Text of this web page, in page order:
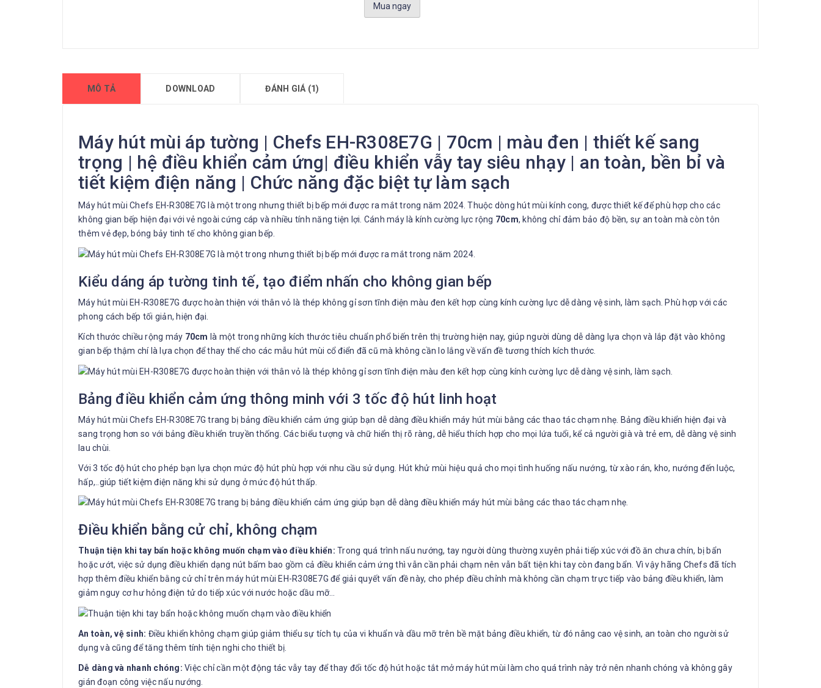
Mua ngay
MÔ TẢ DOWNLOAD ĐÁNH GIÁ (1)
Máy hút mùi áp tường | Chefs EH-R308E7G | 70cm | màu đen | thiết kế sang
trọng | hệ điều khiển cảm ứng| điều khiển vẫy tay siêu nhạy | an toàn, bền bỉ và
tiết kiệm điện năng | Chức năng đặc biệt tự làm sạch
Máy hút mùi Chefs EH-R308E7G là một trong nhưng thiết bị bếp mới được ra mắt trong năm 2024. Thuộc dòng hút mùi kính cong, được thiết kế để phù hợp cho các
không gian bếp hiện đại với vẻ ngoài cứng cáp và nhiều tính năng tiện lợi. Cánh máy là kính cường lực rộng 70cm, không chỉ đảm bảo độ bền, sự an toàn mà còn tôn
thêm vẻ đẹp, bóng bảy tinh tế cho không gian bếp.
Kiểu dáng áp tường tinh tế, tạo điểm nhấn cho không gian bếp
Máy hút mùi EH-R308E7G được hoàn thiện với thân vỏ là thép không gỉ sơn tĩnh điện màu đen kết hợp cùng kính cường lực dễ dàng vệ sinh, làm sạch. Phù hợp với các
phong cách bếp tối giản, hiện đại.
Kích thước chiều rộng máy 70cm là một trong những kích thước tiêu chuẩn phổ biến trên thị trường hiện nay, giúp người dùng dễ dàng lựa chọn và lắp đặt vào không
gian bếp thậm chí là lựa chọn để thay thế cho các mẫu hút mùi cổ điển đã cũ mà không cần lo lắng về vấn đề tương thích kích thước.
Bảng điều khiển cảm ứng thông minh với 3 tốc độ hút linh hoạt
Máy hút mùi Chefs EH-R308E7G trang bị bảng điều khiển cảm ứng giúp bạn dễ dàng điều khiển máy hút mùi bằng các thao tác chạm nhẹ. Bảng điều khiển hiện đại và
sang trọng hơn so với bảng điều khiển truyền thống. Các biểu tượng và chữ hiển thị rõ ràng, dễ hiểu thích hợp cho mọi lứa tuổi, kể cả người già và trẻ em, dễ dàng vệ sinh
lau chùi.
Với 3 tốc độ hút cho phép bạn lựa chọn mức độ hút phù hợp với nhu cầu sử dụng. Hút khử mùi hiệu quả cho mọi tình huống nấu nướng, từ xào rán, kho, nướng đến luộc,
hấp,..giúp tiết kiệm điện năng khi sử dụng ở mức độ hút thấp.
Điều khiển bằng cử chỉ, không chạm
Thuận tiện khi tay bẩn hoặc không muốn chạm vào điều khiển: Trong quá trình nấu nướng, tay người dùng thường xuyên phải tiếp xúc với đồ ăn chưa chín, bị bẩn
hoặc ướt, việc sử dụng điều khiển dạng nút bấm bao gồm cả điều khiển cảm ứng thì vẫn cần phải chạm nên vẫn bất tiện khi tay còn đang bẩn. Vì vậy hãng Chefs đã tích
hợp thêm điều khiển bằng cử chỉ trên máy hút mùi EH-R308E7G để giải quyết vấn đề này, cho phép điều chỉnh mà không cần chạm trực tiếp vào bảng điều khiển, làm
giảm nguy cơ hư hỏng điện tử do tiếp xúc với nước hoặc dầu mỡ…
An toàn, vệ sinh: Điều khiển không chạm giúp giảm thiểu sự tích tụ của vi khuẩn và dầu mỡ trên bề mặt bảng điều khiển, từ đó nâng cao vệ sinh, an toàn cho người sử
dụng và cũng để tăng thêm tính tiện nghi cho thiết bị.
Dễ dàng và nhanh chóng: Việc chỉ cần một động tác vẫy tay để thay đổi tốc độ hút hoặc tắt mở máy hút mùi làm cho quá trình này trở nên nhanh chóng và không gây
gián đoạn công việc nấu nướng.